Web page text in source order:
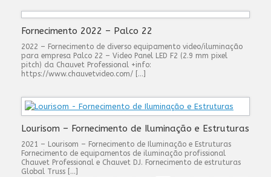
Fornecimento 2022 – Palco 22
2022 – Fornecimento de diverso equipamento video/iluminação
para empresa Palco 22 – Video Panel LED F2 (2.9 mm pixel
pitch) da Chauvet Professional +info:
https://www.chauvetvideo.com/ […]
Lourisom – Fornecimento de Iluminação e Estruturas
2021 – Lourisom – Fornecimento de Iluminação e Estruturas
Fornecimento de equipamentos de iluminação profissional
Chauvet Professional e Chauvet DJ. Fornecimento de estruturas
Global Truss […]